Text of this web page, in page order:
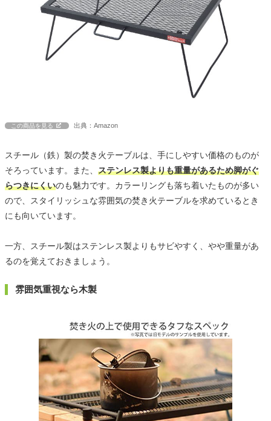
この商品を見る 出典：Amazon
スチール（鉄）製の焚き火テーブルは、手にしやすい価格のものが
そろっています。また、 ステンレス製よりも重量があるため脚がぐ
らつきにくいのも魅力です。カラーリングも落ち着いたものが多い
ので、スタイリッシュな雰囲気の焚き火テーブルを求めているとき
にも向いています。
一方、スチール製はステンレス製よりもサビやすく、やや重量があ
るのを覚えておきましょう。
雰囲気重視なら木製